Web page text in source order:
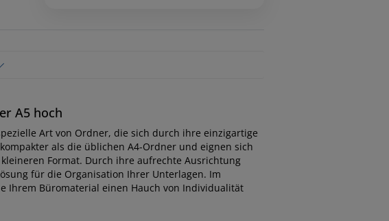
A5 hoch
Art von Ordner, die sich durch ihre einzigartige
als die üblichen A4-Ordner und eignen sich
Format. Durch ihre aufrechte Ausrichtung
für die Organisation Ihrer Unterlagen. Im
Ihrem Büromaterial einen Hauch von Individualität